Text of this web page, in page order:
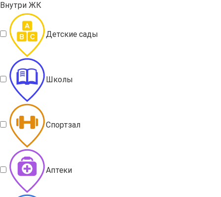
Внутри ЖК
Детские сады
Школы
Спортзал
Аптеки